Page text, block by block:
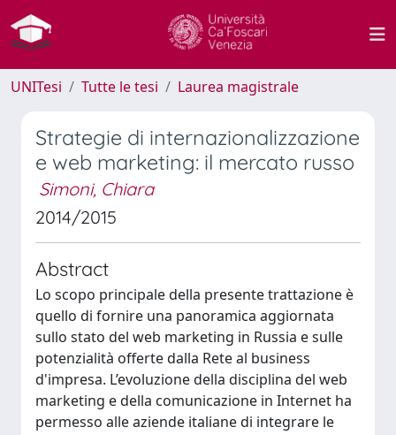
UNITesi Tutte le tesi Laurea magistrale
Strategie di internazionalizzazione
e web marketing: il mercato russo
Simoni, Chiara
2014/2015
Abstract
Lo scopo principale della presente trattazione è
quello di fornire una panoramica aggiornata
sullo stato del web marketing in Russia e sulle
potenzialità offerte dalla Rete al business
d'impresa. L’evoluzione della disciplina del web
marketing e della comunicazione in Internet ha
permesso alle aziende italiane di integrare le